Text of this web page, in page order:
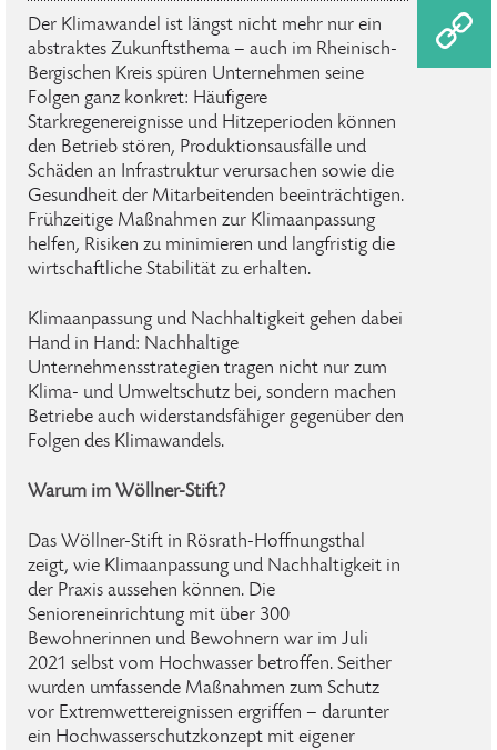
Der Klimawandel ist längst nicht mehr nur ein
abstraktes Zukunftsthema – auch im Rheinisch-
Bergischen Kreis spüren Unternehmen seine
Folgen ganz konkret: Häufigere
Starkregenereignisse und Hitzeperioden können
den Betrieb stören, Produktionsausfälle und
Schäden an Infrastruktur verursachen sowie die
Gesundheit der Mitarbeitenden beeinträchtigen.
Frühzeitige Maßnahmen zur Klimaanpassung
helfen, Risiken zu minimieren und langfristig die
wirtschaftliche Stabilität zu erhalten.
Klimaanpassung und Nachhaltigkeit gehen dabei
Hand in Hand: Nachhaltige
Unternehmensstrategien tragen nicht nur zum
Klima- und Umweltschutz bei, sondern machen
Betriebe auch widerstandsfähiger gegenüber den
Folgen des Klimawandels.
Warum im Wöllner-Stift?
Das Wöllner-Stift in Rösrath-Hoffnungsthal
zeigt, wie Klimaanpassung und Nachhaltigkeit in
der Praxis aussehen können. Die
Senioreneinrichtung mit über 300
Bewohnerinnen und Bewohnern war im Juli
2021 selbst vom Hochwasser betroffen. Seither
wurden umfassende Maßnahmen zum Schutz
vor Extremwettereignissen ergriffen – darunter
ein Hochwasserschutzkonzept mit eigener